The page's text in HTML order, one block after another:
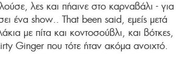
λες και πήαινε στο καρναβάλι - για
ένα show.. That been said, εμείς μετά
με πίτα και κοντοσούβλι, και βότκες,
Ginger που τότε ήταν ακόμα ανοιχτό.